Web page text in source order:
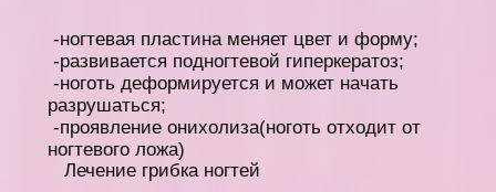
-ногтевая пластина меняет цвет и форму;
-развивается подногтевой гиперкератоз;
-ноготь деформируется и может начать
разрушаться;
-проявление онихолиза(ноготь отходит от
ногтевого ложа)
Лечение грибка ногтей